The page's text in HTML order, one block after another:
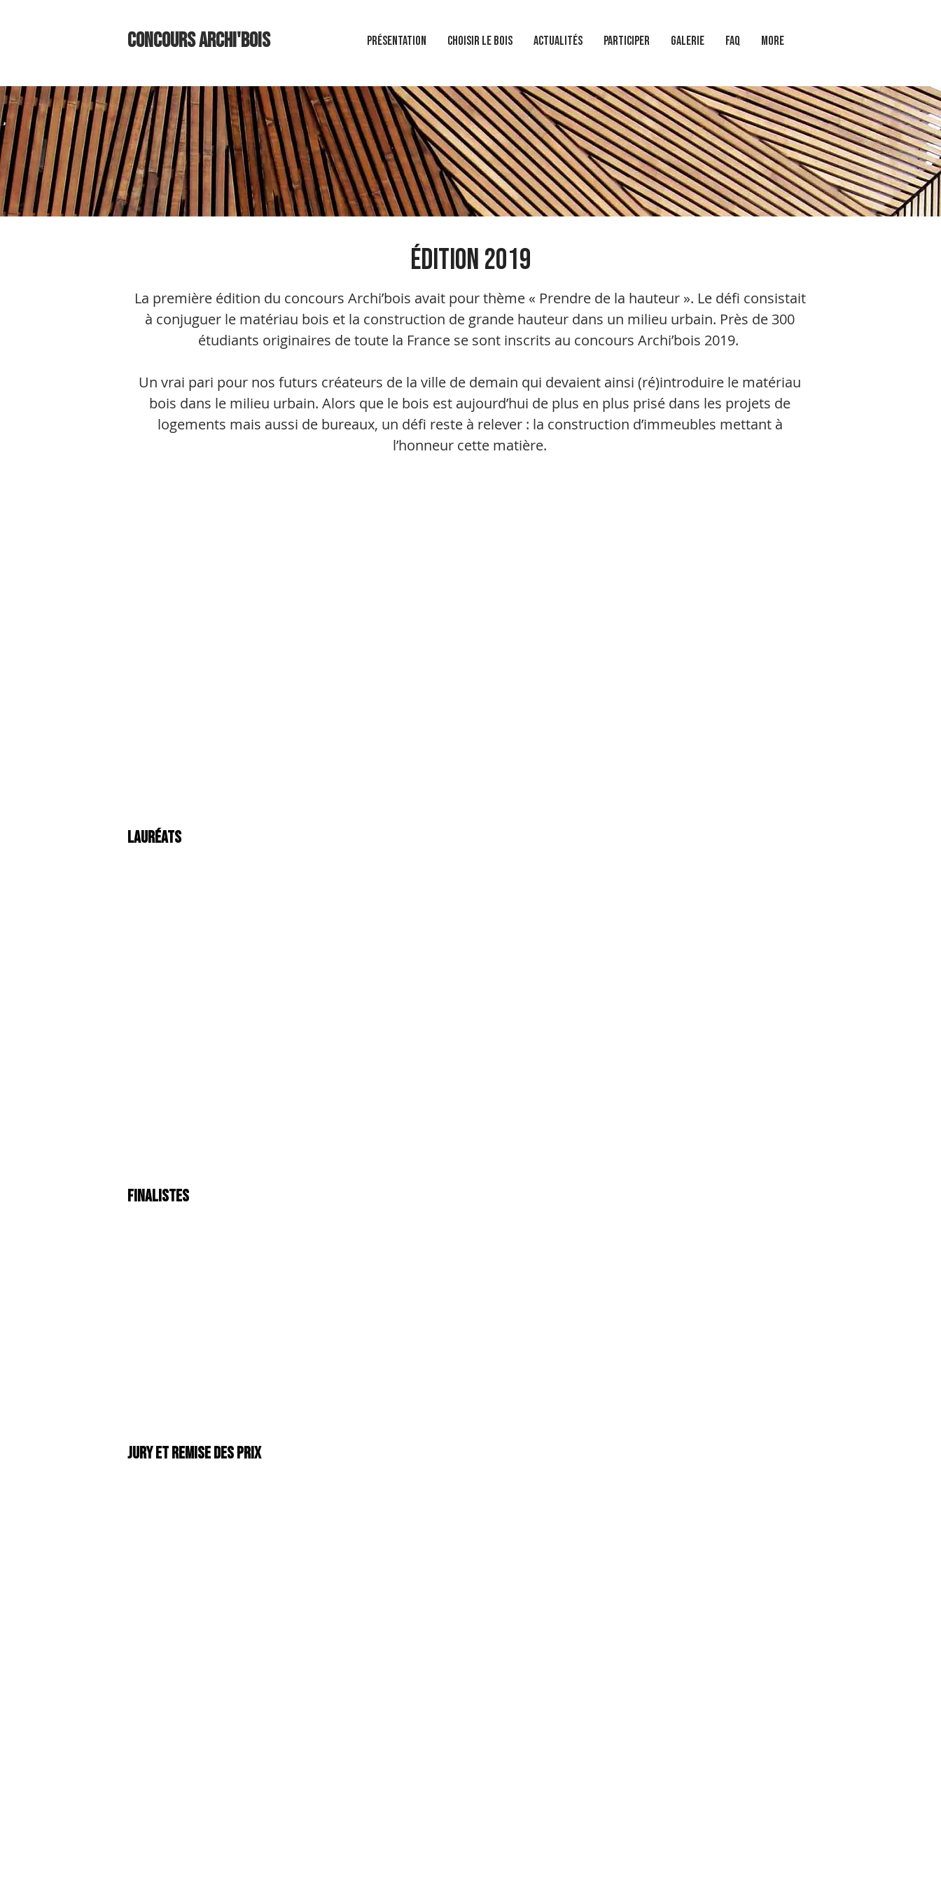
Concours ARCHI'BOIS Présentation Choisir le bois Actualités Participer GALERIE FAQ More
édition 2018
édition 2019
La première édition du concours Archi’bois avait pour thème « Prendre de la hauteur ». Le défi consistait
à conjuguer le matériau bois et la construction de grande hauteur dans un milieu urbain. Près de 300
étudiants originaires de toute la France se sont inscrits au concours Archi’bois 2019.
Un vrai pari pour nos futurs créateurs de la ville de demain qui devaient ainsi (ré)introduire le matériau
bois dans le milieu urbain. Alors que le bois est aujourd’hui de plus en plus prisé dans les projets de
logements mais aussi de bureaux, un défi reste à relever : la construction d’immeubles mettant à
l’honneur cette matière.
Lauréats
FinalisteS
Jury et remise des prix